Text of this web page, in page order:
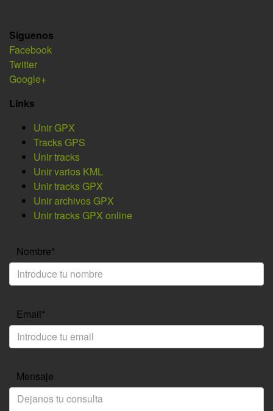
Síguenos
Facebook
Twitter
Google+
Links
Unir GPX
Tracks GPS
Unir tracks
Unir varios KML
Unir tracks GPX
Unir archivos GPX
Unir tracks GPX online
Nombre*
Email*
Mensaje